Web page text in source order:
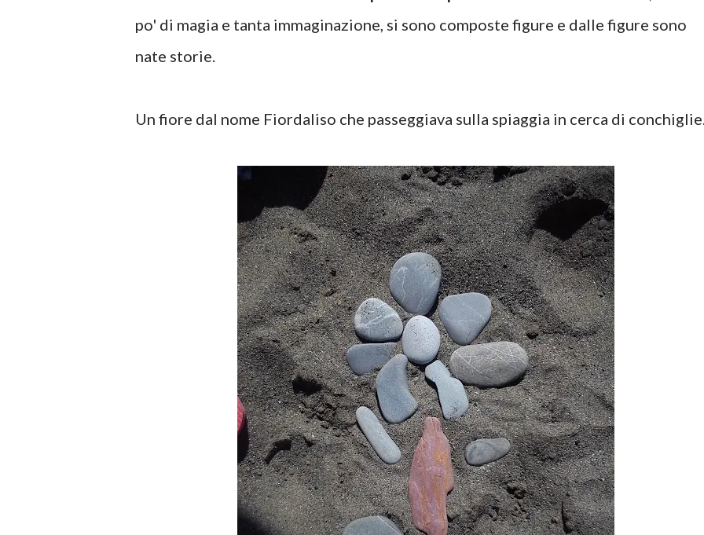
po' di magia e tanta immaginazione, si sono composte figure e dalle figure sono
nate storie.
Un fiore dal nome Fiordaliso che passeggiava sulla spiaggia in cerca di